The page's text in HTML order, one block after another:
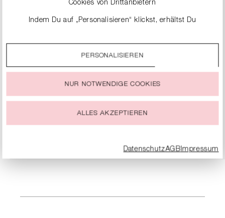
299,00 €
Cookies von Drittanbietern
Indem Du auf „Personalisieren“ klickst, erhältst Du
Durch einen Klick auf das Auswahlfeld „Alle akzeptieren“
stimmst Du der Verwendung aller Cookies zu, die unter
jeder Zeit ändern oder widerrufen.
PERSONALISIEREN
NUR NOTWENDIGE COOKIES
ALLES AKZEPTIEREN
DatenschutzAGBImpressum